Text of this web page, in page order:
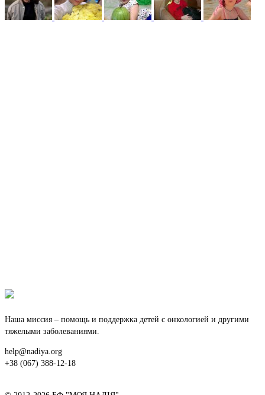
Наша миссия – помощь и поддержка детей с онкологией и другими
тяжелыми заболеваниями.
help@nadiya.org
+38 (067) 388-12-18